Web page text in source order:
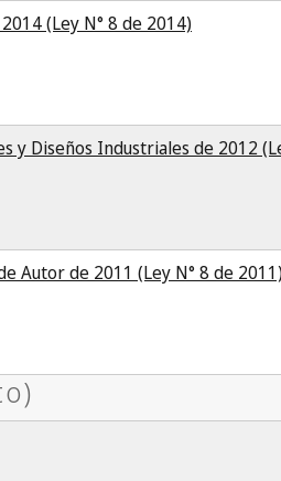
(Ley N° 8 de 2014)
y Diseños Industriales de 2012
Autor de 2011 (Ley N° 8 de 2011)